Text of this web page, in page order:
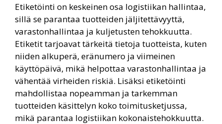
Etiketöinti on keskeinen osa logistiikan hallintaa,
sillä se parantaa tuotteiden jäljitettävyyttä,
varastonhallintaa ja kuljetusten tehokkuutta.
Etiketit tarjoavat tärkeitä tietoja tuotteista, kuten
niiden alkuperä, eränumero ja viimeinen
käyttöpäivä, mikä helpottaa varastonhallintaa ja
vähentää virheiden riskiä. Lisäksi etiketöinti
mahdollistaa nopeamman ja tarkemman
tuotteiden käsittelyn koko toimitusketjussa,
mikä parantaa logistiikan kokonaistehokkuutta.